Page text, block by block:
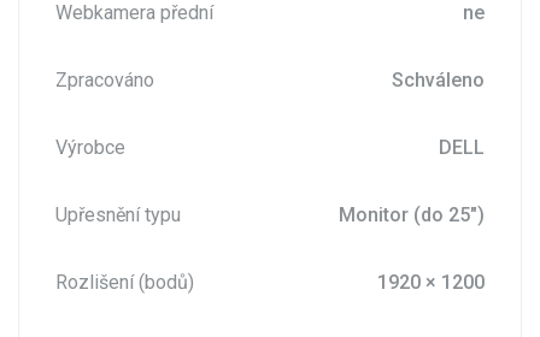
Webkamera přední ne
Zpracováno Schváleno
Výrobce DELL
Upřesnění typu Monitor (do 25")
Rozlišení (bodů) 1920 × 1200